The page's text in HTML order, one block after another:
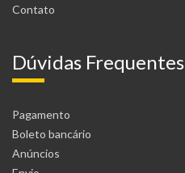
Contato
Dúvidas Frequentes
Pagamento
Boleto bancário
Anúncios